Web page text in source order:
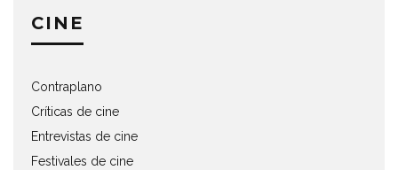
CINE
Contraplano
Críticas de cine
Entrevistas de cine
Festivales de cine